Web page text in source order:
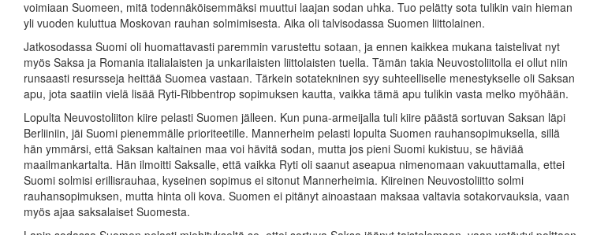
voimiaan Suomeen, mitä todennäköisemmäksi muuttui laajan sodan uhka. Tuo pelätty sota tulikin vain hieman
yli vuoden kuluttua Moskovan rauhan solmimisesta. Aika oli talvisodassa Suomen liittolainen.
Jatkosodassa Suomi oli huomattavasti paremmin varustettu sotaan, ja ennen kaikkea mukana taistelivat nyt
myös Saksa ja Romania italialaisten ja unkarilaisten liittolaisten tuella. Tämän takia Neuvostoliitolla ei ollut niin
runsaasti resursseja heittää Suomea vastaan. Tärkein sotatekninen syy suhteelliselle menestykselle oli Saksan
apu, jota saatiin vielä lisää Ryti-Ribbentrop sopimuksen kautta, vaikka tämä apu tulikin vasta melko myöhään.
Lopulta Neuvostoliiton kiire pelasti Suomen jälleen. Kun puna-armeijalla tuli kiire päästä sortuvan Saksan läpi
Berliiniin, jäi Suomi pienemmälle prioriteetille. Mannerheim pelasti lopulta Suomen rauhansopimuksella, sillä
hän ymmärsi, että Saksan kaltainen maa voi hävitä sodan, mutta jos pieni Suomi kukistuu, se häviää
maailmankartalta. Hän ilmoitti Saksalle, että vaikka Ryti oli saanut aseapua nimenomaan vakuuttamalla, ettei
Suomi solmisi erillisrauhaa, kyseinen sopimus ei sitonut Mannerheimia. Kiireinen Neuvostoliitto solmi
rauhansopimuksen, mutta hinta oli kova. Suomen ei pitänyt ainoastaan maksaa valtavia sotakorvauksia, vaan
myös ajaa saksalaiset Suomesta.